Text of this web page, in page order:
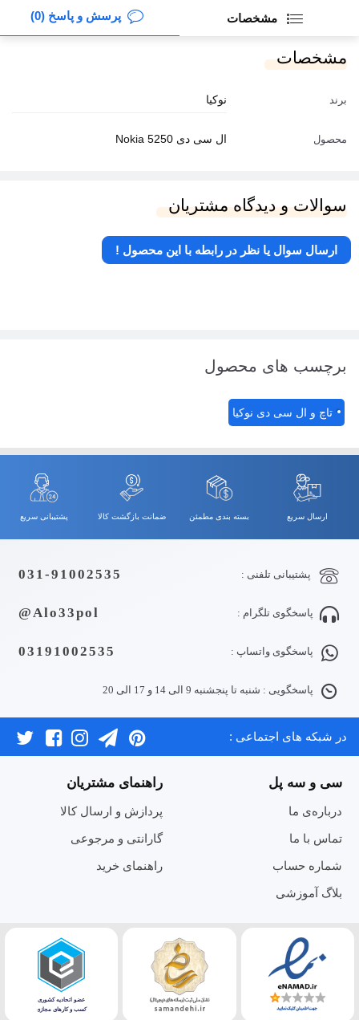
مشخصات پرسش و پاسخ (0)
مشخصات
برند نوکیا
محصول ال سی دی Nokia 5250
سوالات و دیدگاه مشتریان
ارسال سوال یا نظر در رابطه با این محصول !
برچسب های محصول
تاچ و ال سی دی نوکیا
ارسال سریع بسته بندی مطمئن ضمانت بازگشت کالا پشتیبانی سریع
پشتیبانی تلفنی : 031-91002535
پاسخگوی تلگرام : Alo33pol@
پاسخگوی واتساپ : 03191002535
پاسخگویی : شنبه تا پنجشنبه 9 الی 14 و 17 الی 20
در شبکه های اجتماعی :
سی و سه پل
درباره‌ی ما
تماس با ما
شماره حساب
بلاگ آموزشی
راهنمای مشتریان
پردازش و ارسال کالا
گارانتی و مرجوعی
راهنمای خرید